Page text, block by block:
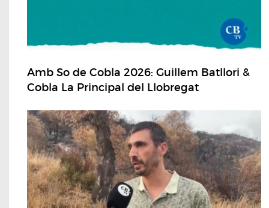
Amb So de Cobla 2026: Guillem Batllori &
Cobla La Principal del Llobregat